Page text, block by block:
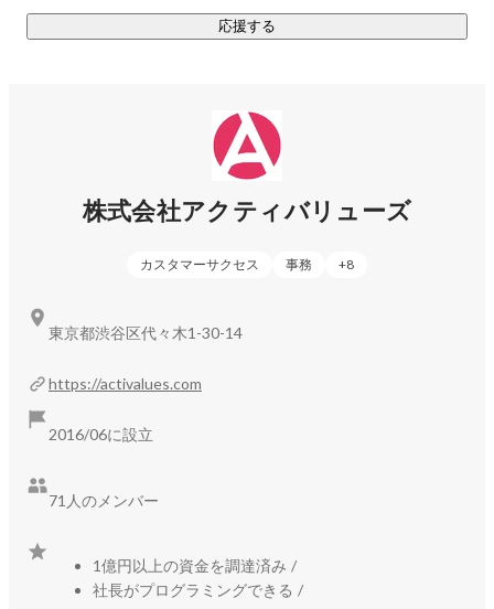
ー誰とでも打ち解けられる性格
TOTOでは、社内・社外共に年齢も、生まれ育った環
解けることができていました。
上記プログラミング言語習得中
TOEIC ８５０点
ゴルフ（コロナ禍で、人と繋がるきっかけ作りとして始
海外旅行（一人でのモロッコ旅行が印象に残っていま
応援する
株式会社アクティバリューズ
カスタマーサクセス 事務 +8
https://activalues.com
2016/06に設立
71人のメンバー
1億円以上の資金を調達済み /
社長がプログラミングできる /
東京都渋谷区代々木1-30-14